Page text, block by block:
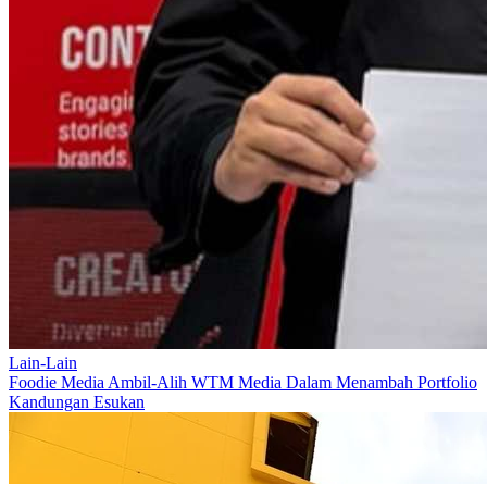
Lain-Lain
Foodie Media Ambil-Alih WTM Media Dalam Menambah Portfolio
Kandungan Esukan